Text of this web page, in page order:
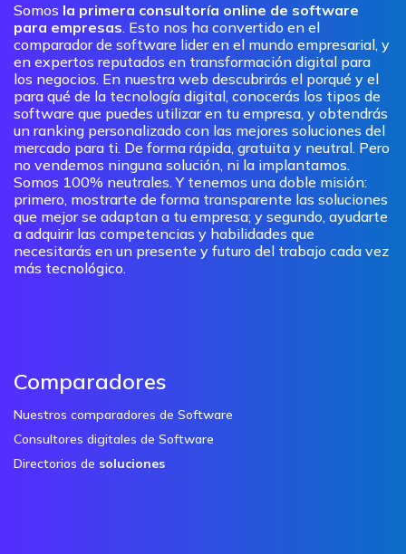
Somos la primera consultoría online de software
para empresas. Esto nos ha convertido en el
comparador de software lider en el mundo empresarial, y
en expertos reputados en transformación digital para
los negocios. En nuestra web descubrirás el porqué y el
para qué de la tecnología digital, conocerás los tipos de
software que puedes utilizar en tu empresa, y obtendrás
un ranking personalizado con las mejores soluciones del
mercado para ti. De forma rápida, gratuita y neutral. Pero
no vendemos ninguna solución, ni la implantamos.
Somos 100% neutrales. Y tenemos una doble misión:
primero, mostrarte de forma transparente las soluciones
que mejor se adaptan a tu empresa; y segundo, ayudarte
a adquirir las competencias y habilidades que
necesitarás en un presente y futuro del trabajo cada vez
más tecnológico.
Comparadores
Nuestros comparadores de Software
Consultores digitales de Software
Directorios de soluciones